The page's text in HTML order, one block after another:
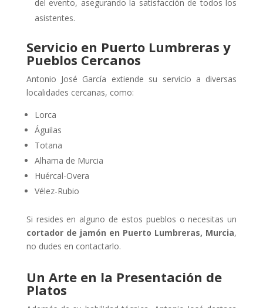
del evento, asegurando la satisfacción de todos los
asistentes.
Servicio en Puerto Lumbreras y
Pueblos Cercanos
Antonio José García extiende su servicio a diversas
localidades cercanas, como:
Lorca
Águilas
Totana
Alhama de Murcia
Huércal-Overa
Vélez-Rubio
Si resides en alguno de estos pueblos o necesitas un
cortador de jamón en Puerto Lumbreras, Murcia,
no dudes en contactarlo.
Un Arte en la Presentación de
Platos